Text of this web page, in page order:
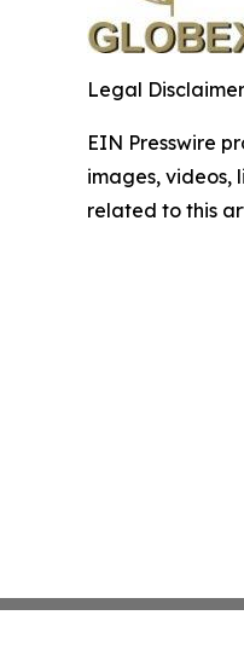
Legal
EIN Presswire
images, videos,
related to this